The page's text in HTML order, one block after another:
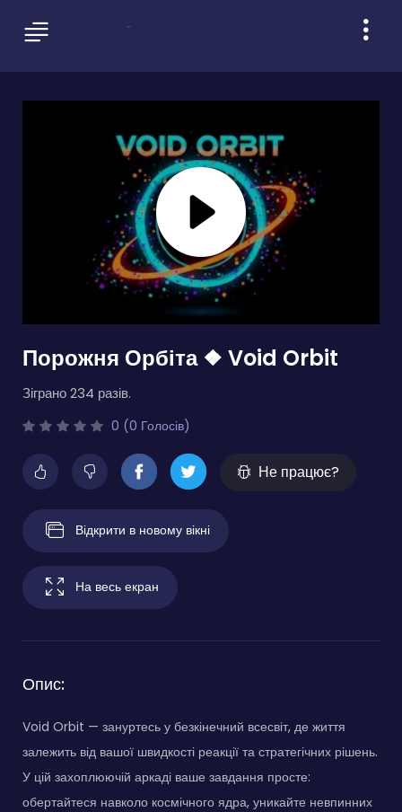
Порожня Орбіта ❖ Void Orbit
Зіграно 234 разів.
0 (0 Голосів)
Не працює?
Відкрити в новому вікні
На весь екран
Опис:
Void Orbit — зануртесь у безкінечний всесвіт, де життя
залежить від вашої швидкості реакції та стратегічних рішень.
У цій захоплюючій аркаді ваше завдання просте:
обертайтеся навколо космічного ядра, уникайте невпинних